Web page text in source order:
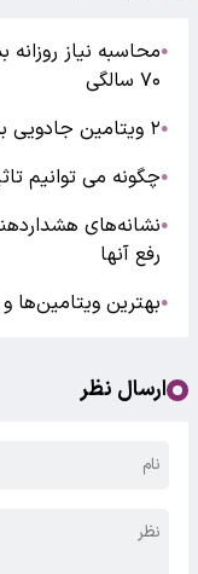
●
۷۰ سالگی
●۲ ویتامین جادویی برای بهبود حافظه
●چگونه می توانیم
●نشانه‌های
رفع آنها
●بهترین ویتامین‌ها
ارسال نظر